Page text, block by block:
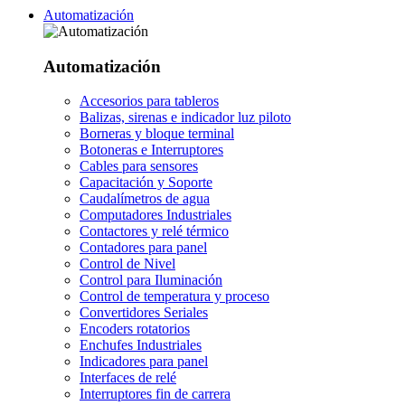
Automatización
Automatización
Accesorios para tableros
Balizas, sirenas e indicador luz piloto
Borneras y bloque terminal
Botoneras e Interruptores
Cables para sensores
Capacitación y Soporte
Caudalímetros de agua
Computadores Industriales
Contactores y relé térmico
Contadores para panel
Control de Nivel
Control para Iluminación
Control de temperatura y proceso
Convertidores Seriales
Encoders rotatorios
Enchufes Industriales
Indicadores para panel
Interfaces de relé
Interruptores fin de carrera